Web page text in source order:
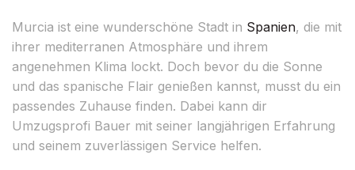
Murcia ist eine wunderschöne Stadt in Spanien, die mit
ihrer mediterranen Atmosphäre und ihrem
angenehmen Klima lockt. Doch bevor du die Sonne
und das spanische Flair genießen kannst, musst du ein
passendes Zuhause finden. Dabei kann dir
Umzugsprofi Bauer mit seiner langjährigen Erfahrung
und seinem zuverlässigen Service helfen.